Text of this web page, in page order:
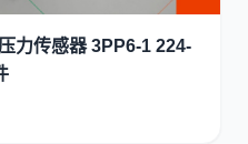
力传感器 3PP6-1 224-